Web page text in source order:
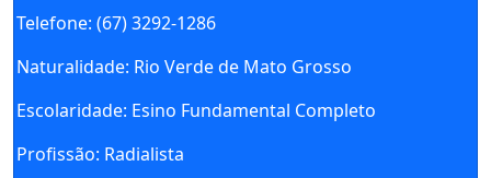
Telefone: (67) 3292-1286
Naturalidade: Rio Verde de Mato Grosso
Escolaridade: Esino Fundamental Completo
Profissão: Radialista